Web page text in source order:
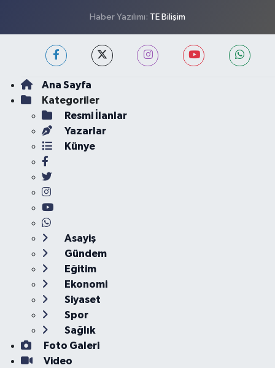
Haber Yazılımı: TE Bilişim
Ana Sayfa
Kategoriler
Resmi İlanlar
Yazarlar
Künye
Asayiş
Gündem
Eğitim
Ekonomi
Siyaset
Spor
Sağlık
Foto Galeri
Video